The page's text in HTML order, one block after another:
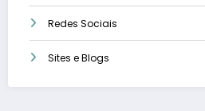
Redes Sociais
Sites e Blogs